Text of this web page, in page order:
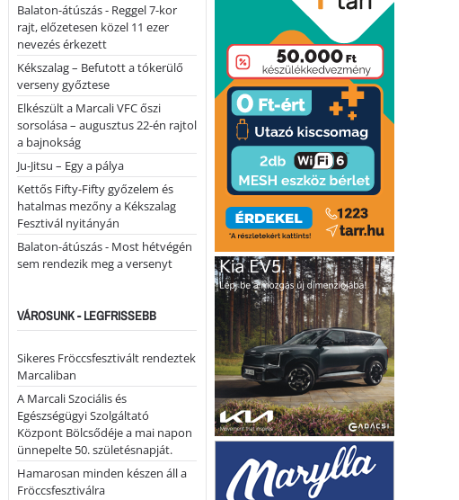
Balaton-átúszás - Reggel 7-kor
rajt, előzetesen közel 11 ezer
nevezés érkezett
Kékszalag – Befutott a tókerülő
verseny győztese
Elkészült a Marcali VFC őszi
sorsolása – augusztus 22-én rajtol
a bajnokság
Ju-Jitsu – Egy a pálya
Kettős Fifty-Fifty győzelem és
hatalmas mezőny a Kékszalag
Fesztivál nyitányán
Balaton-átúszás - Most hétvégén
sem rendezik meg a versenyt
VÁROSUNK - LEGFRISSEBB
Sikeres Fröccsfesztivált rendeztek
Marcaliban
A Marcali Szociális és
Egészségügyi Szolgáltató
Központ Bölcsődéje a mai napon
ünnepelte 50. születésnapját.
Hamarosan minden készen áll a
Fröccsfesztiválra